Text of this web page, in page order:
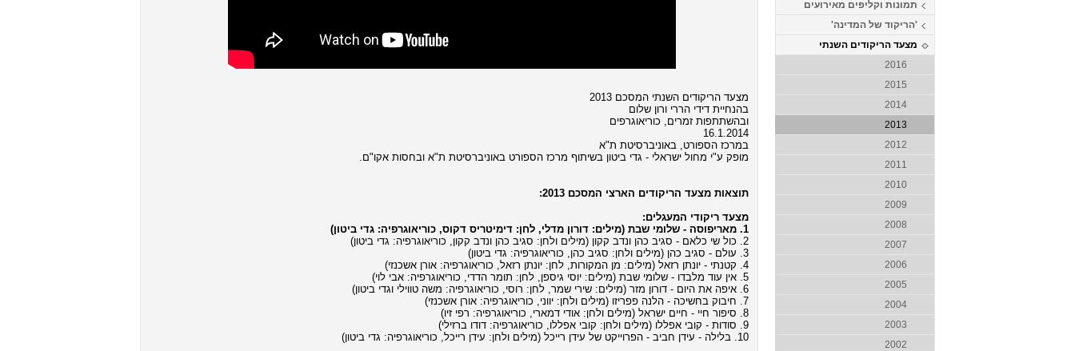
תמונות וקליפים מאירועים
'הריקוד של המדינה'
מצעד הריקודים השנתי
2016
2015
2014
2013
2012
2011
2010
2009
2008
2007
2006
2005
2004
2003
2002
מצעד הריקודים השנתי המסכם 2013
בהנחיית דידי הררי ורון שלום
ובהשתתפות זמרים, כוריאוגרפים
16.1.2014
במרכז הספורט, באוניברסיטת ת"א
מופק ע"י מחול ישראלי - גדי ביטון בשיתוף מרכז הספורט באוניברסיטת ת"א ובחסות אקו"ם.
תוצאות מצעד הריקודים הארצי המסכם 2013:
מצעד ריקודי המעגלים:
1. מאריפוסה - שלומי שבת (מילים: דורון מדלי, לחן: דימיטריס דקוס, כוריאוגרפיה: גדי ביטון)
2. כול שי כלאם - סגיב כהן ונדב קקון (מילים ולחן: סגיב כהן ונדב קקון, כוריאוגרפיה: גדי ביטון)
3. עולם - סגיב כהן (מילים ולחן: סגיב כהן, כוריאוגרפיה: גדי ביטון)
4. קטנתי - יונתן רזאל (מילים: מן המקורות, לחן: יונתן רזאל, כוריאוגרפיה: אורן אשכנזי)
5. אין עוד מלבדו - שלומי שבת (מילים: יוסי גיספן, לחן: תומר הדדי, כוריאוגרפיה: אבי לוי)
6. איפה את היום - דורון מזר (מילים: שירי שמר, לחן: רוסי, כוריאוגרפיה: משה טווילי וגדי ביטון)
7. חיבוק בחשיכה - הלנה פפריזו (מילים ולחן: יווני, כוריאוגרפיה: אורן אשכנזי)
8. סיפור חיי - חיים ישראל (מילים ולחן: אודי דמארי, כוריאוגרפיה: רפי זיו)
9. סודות - קובי אפללו (מילים ולחן: קובי אפללו, כוריאוגרפיה: דודו ברזילי)
10. בלילה - עידן חביב - הפרוייקט של עידן רייכל (מילים ולחן: עידן רייכל, כוריאוגרפיה: גדי ביטון)